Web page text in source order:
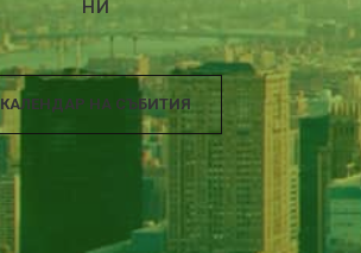
КАЛЕНДАР НА СЪБИТИЯ